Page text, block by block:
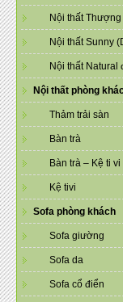
Nội thất
Nội thất Sunny
Nội thất Natural
Nội thất phòng
Thảm trải sàn
Bàn trà
Bàn trà – Kệ ti
Kệ tivi
Sofa phòng khách
Sofa giường
Sofa da
Sofa cổ điển